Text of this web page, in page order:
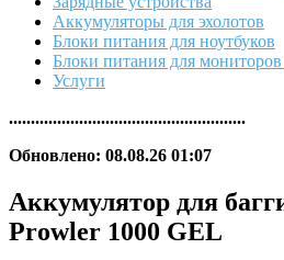
Аккумуляторы для эхолотов
Блоки питания для ноутбуков
Блоки питания для
Услуги
......................................................
Обновлено: 08.08.26 01:07
Аккумулятор для
Prowler 1000 GEL